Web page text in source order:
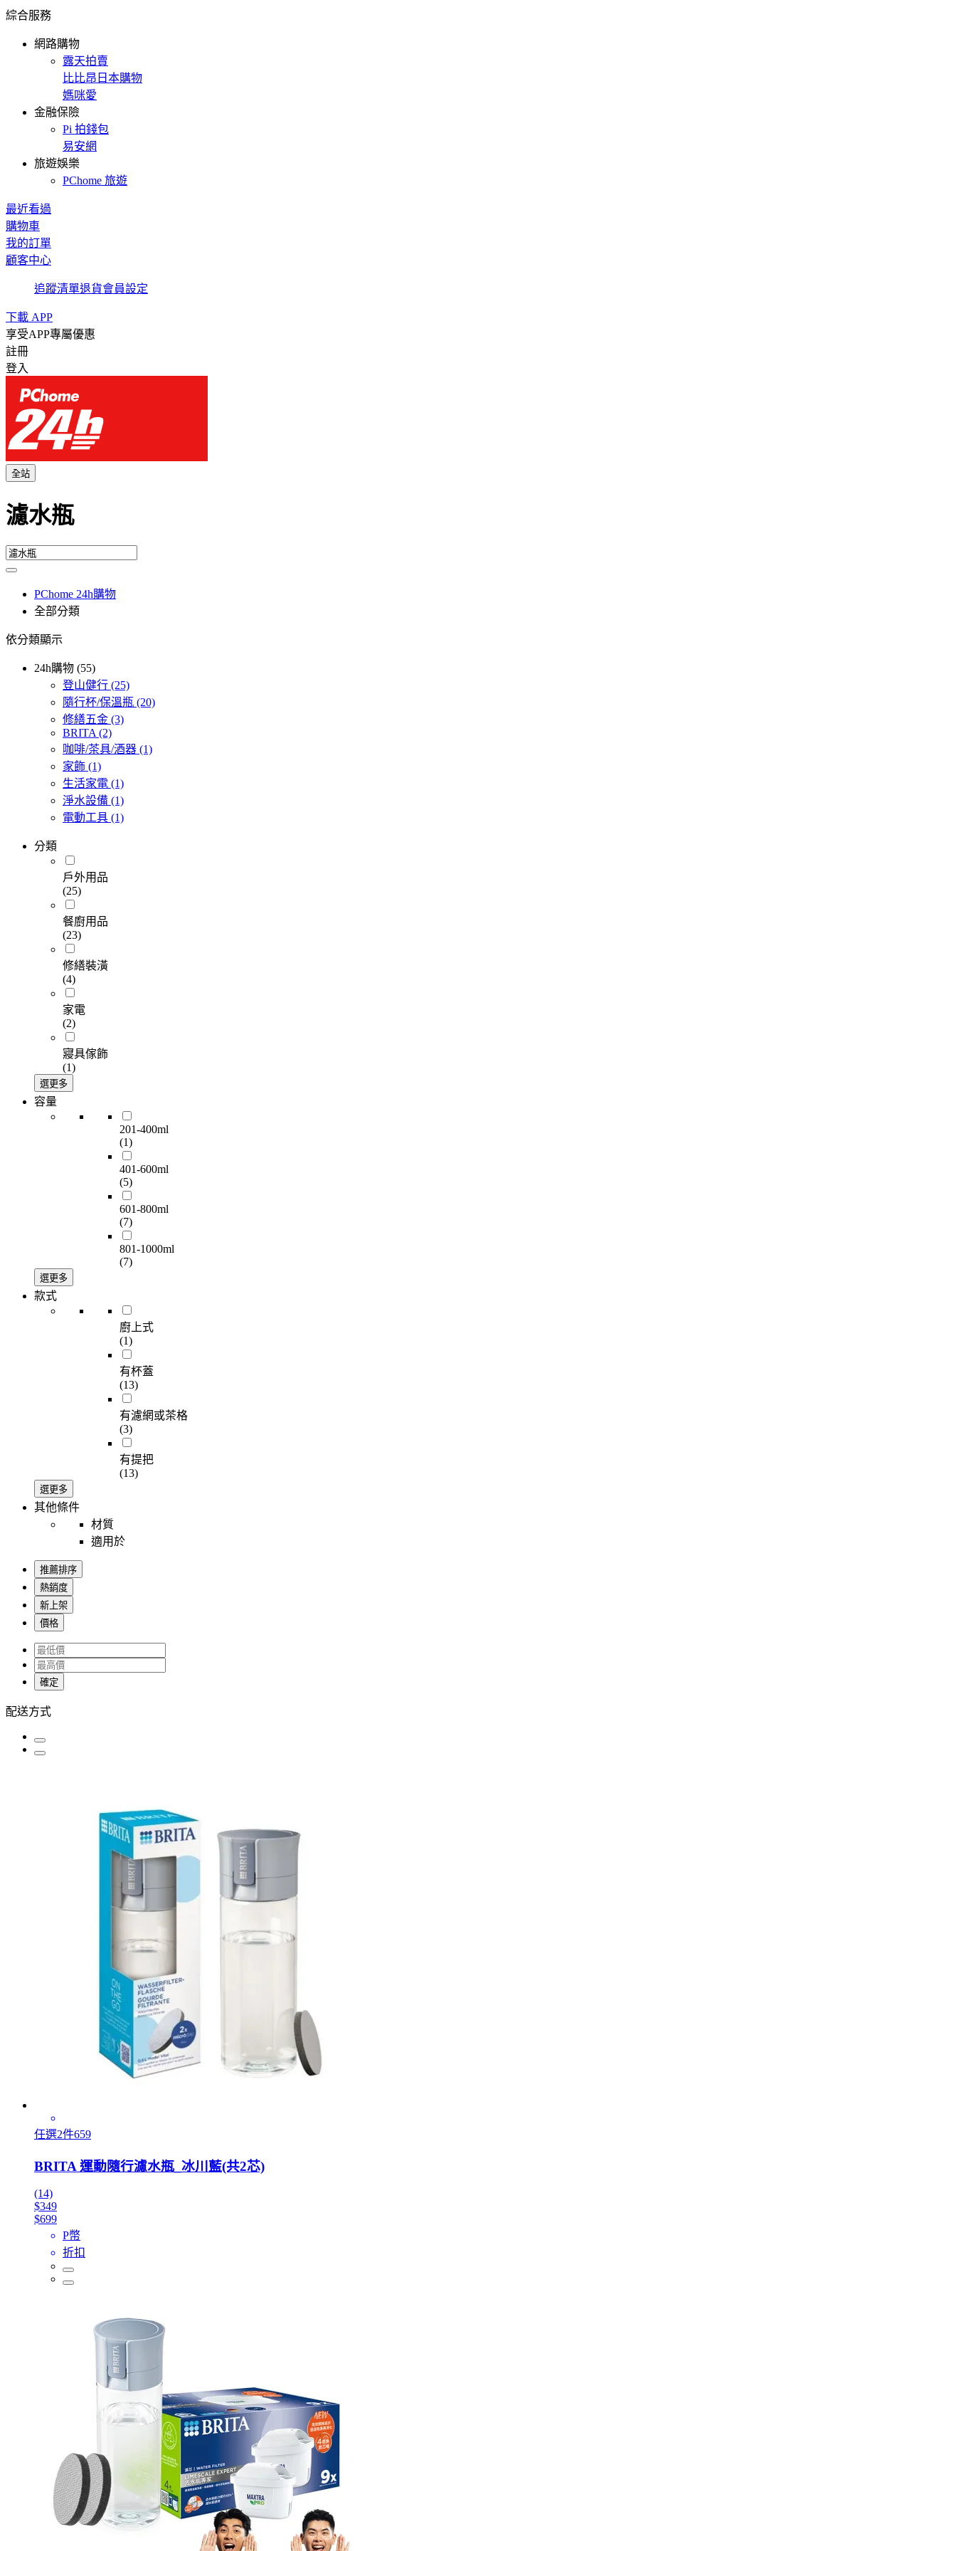
綜合服務
網路購物
露天拍賣
比比昂日本購物
媽咪愛
金融保險
Pi 拍錢包
易安網
旅遊娛樂
PChome 旅遊
最近看過
購物車
我的訂單
顧客中心
追蹤清單退貨會員設定
下載 APP
享受APP專屬優惠
註冊
登入
全站
濾水瓶
PChome 24h購物
全部分類
依分類顯示
24h購物 (55)
登山健行 (25)
隨行杯/保溫瓶 (20)
修繕五金 (3)
BRITA (2)
咖啡/茶具/酒器 (1)
家飾 (1)
生活家電 (1)
淨水設備 (1)
電動工具 (1)
分類
戶外用品
(25)
餐廚用品
(23)
修繕裝潢
(4)
家電
(2)
寢具傢飾
(1)
選更多
容量
201-400ml
(1)
401-600ml
(5)
601-800ml
(7)
801-1000ml
(7)
選更多
款式
廚上式
(1)
有杯蓋
(13)
有濾網或茶格
(3)
有提把
(13)
選更多
其他條件
材質
適用於
推薦排序
熱銷度
新上架
價格
確定
配送方式
任選2件659
BRITA 運動隨行濾水瓶_冰川藍(共2芯)
(14)
$349
$699
P幣
折扣